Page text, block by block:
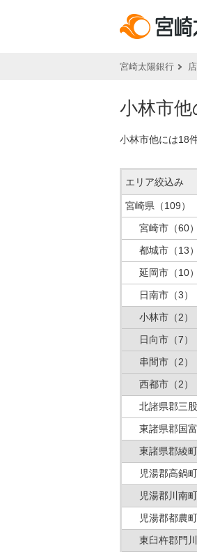
宮崎太陽銀行
小林市他
小林市他には18
エリア絞込み
宮崎県 （109）
宮崎市 （60）
都城市 （13）
延岡市 （10）
日南市 （3）
小林市 （2）
日向市 （7）
串間市 （2）
西都市 （2）
北諸県郡三
東諸県郡国
東諸県郡綾町
児湯郡高鍋町
児湯郡川南町
児湯郡都農町
東臼杵郡門